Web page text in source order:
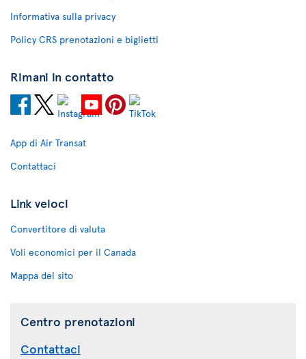
Informativa sulla privacy
Policy CRS prenotazioni e biglietti
Rimani in contatto
App di Air Transat
Contattaci
Link veloci
Convertitore di valuta
Voli economici per il Canada
Mappa del sito
Centro prenotazioni
Contattaci